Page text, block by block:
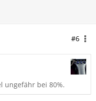
#6
ungefähr bei 80%.